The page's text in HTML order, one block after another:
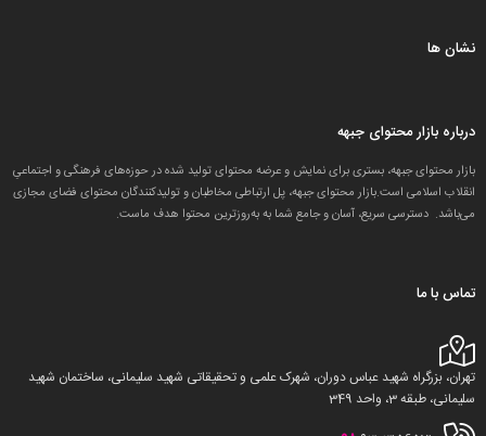
نشان ها
درباره بازار محتوای جبهه
بازار محتوای جبهه، بستری برای نمایش و عرضه محتوای تولید شده در حوزه‌های فرهنگی و اجتماعیِ
انقلاب اسلامی است.بازار محتوای جبهه، پل ارتباطی مخاطبان و تولید‌کنندگان محتوای فضای مجازی
می‌باشد. دسترسی سریع، آسان و جامع شما به به‌روزترین محتوا هدف ماست.
تماس با ما
تهران، بزرگراه شهید عباس دوران، شهرک علمی و تحقیقاتی شهید سلیمانی، ساختمان شهید
سلیمانی، طبقه 3، واحد 349